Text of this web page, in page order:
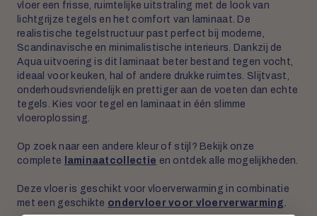
vloer een frisse, ruimtelijke uitstraling met de look van
lichtgrijze tegels en het comfort van laminaat. De
realistische tegelstructuur past perfect bij moderne,
Scandinavische en minimalistische interieurs. Dankzij de
Aqua uitvoering is dit laminaat beter bestand tegen vocht,
ideaal voor keuken, hal of andere drukke ruimtes. Slijtvast,
onderhoudsvriendelijk en prettiger aan de voeten dan echte
tegels. Kies voor tegel en laminaat in één slimme
vloeroplossing.
Op zoek naar een andere kleur of stijl? Bekijk onze
complete
laminaatcollectie en ontdek alle mogelijkheden.
Deze vloer is geschikt voor vloerverwarming in combinatie
met een geschikte ondervloer voor vloerverwarming